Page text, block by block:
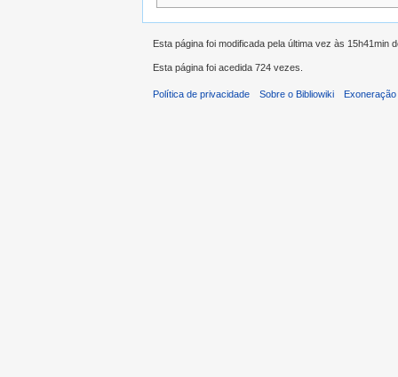
Esta página foi modificada pela última vez às 15h41min
Esta página foi acedida 724 vezes.
Política de privacidade Sobre o Bibliowiki